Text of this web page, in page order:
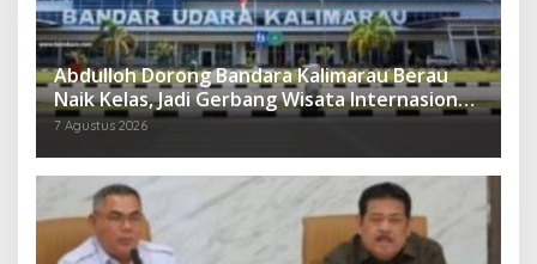
Abdulloh Dorong Bandara Kalimarau Berau
Naik Kelas, Jadi Gerbang Wisata Internasional
Kaltim
7 Agustus 2026